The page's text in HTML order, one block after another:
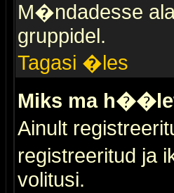
M�ndadesse
gruppidel.
Tagasi �les
Miks ma
Ainult
registreeritud ja
volitusi.